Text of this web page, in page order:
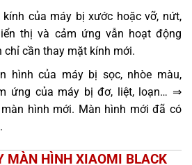
của máy bị xước hoặc vỡ, nứt,
thị và cảm ứng vẫn hoạt động
cần thay mặt kính mới.
hình của máy bị sọc, nhòe màu,
ứng của máy bị đơ, liệt, loạn… ⇒
hình mới. Màn hình mới đã có
MÀN HÌNH XIAOMI BLACK